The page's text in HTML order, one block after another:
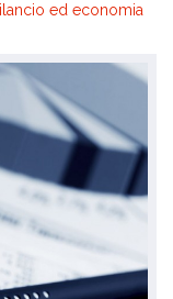
ed economia